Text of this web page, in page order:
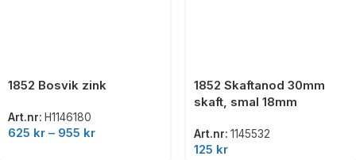
1852 Bosvik zink
Art.nr: H1146180
625 kr – 955 kr
1852 Skaftanod 30mm
skaft, smal 18mm
Art.nr: 1145532
125 kr